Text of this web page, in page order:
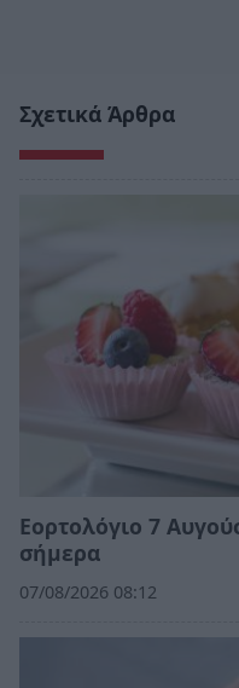
Σχετικά Άρθρα
Εορτολόγιο 7
σήμερα
07/08/2026 08:12